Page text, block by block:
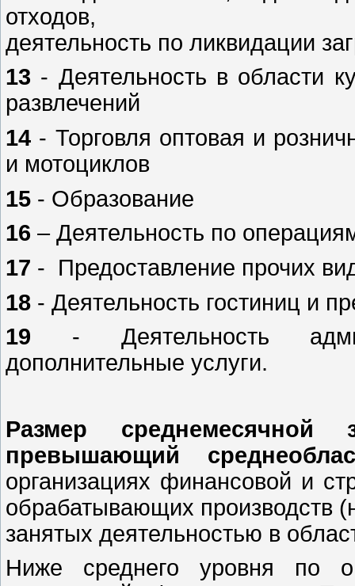
отходов,
деятельность по ликвидации
13 - Деятельность в области
развлечений
14 - Торговля оптовая и
и мотоциклов
15 - Образование
16 – Деятельность по
17 - Предоставление прочих
18 - Деятельность гостиниц и
19 - Деятельность
дополнительные услуги.
Размер среднемесячной
превышающий
организациях финансовой и
обрабатывающих производств
занятых деятельностью в
Ниже среднего уровня по